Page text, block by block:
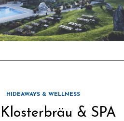
HIDEAWAYS & WELLNESS
& SPA